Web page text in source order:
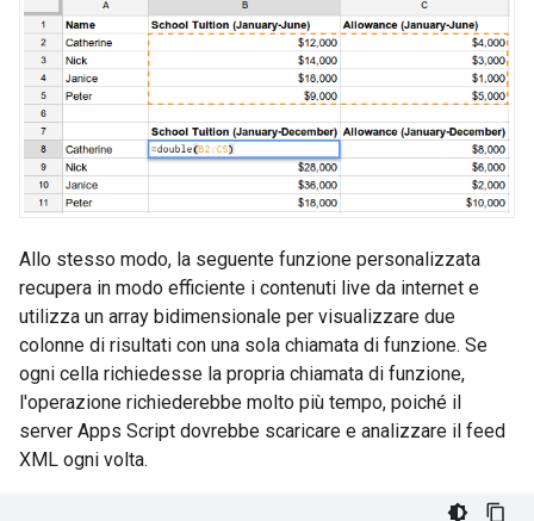
Allo stesso modo, la seguente funzione personalizzata
recupera in modo efficiente i contenuti live da internet e
utilizza un array bidimensionale per visualizzare due
colonne di risultati con una sola chiamata di funzione. Se
ogni cella richiedesse la propria chiamata di funzione,
l'operazione richiederebbe molto più tempo, poiché il
server Apps Script dovrebbe scaricare e analizzare il feed
XML ogni volta.